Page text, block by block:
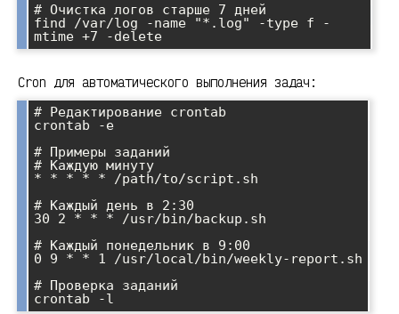
# Очистка логов старше 7 дней
find /var/log -name "*.log" -type f -
Cron для автоматического выполнения задач:
# Редактирование crontab
crontab -e
# Примеры заданий
# Каждую минуту
* * * * * /path/to/script.sh
# Каждый день в 2:30
30 2 * * * /usr/bin/backup.sh
# Каждый понедельник в 9:00
0 9 * * 1 /usr/local/bin/weekly-report.sh
# Проверка заданий